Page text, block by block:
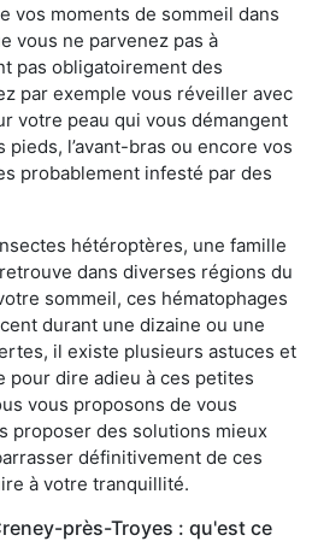
vos moments de sommeil dans
vous ne parvenez pas à
pas obligatoirement des
par exemple vous réveiller avec
votre peau qui vous démangent
pieds, l’avant-bras ou encore vos
probablement infesté par des
hétéroptères, une famille
dans diverses régions du
sommeil, ces hématophages
durant une dizaine ou une
il existe plusieurs astuces et
pour dire adieu à ces petites
vous proposons de vous
proposer des solutions mieux
définitivement de ces
à votre tranquillité.
près-Troyes : qu'est ce